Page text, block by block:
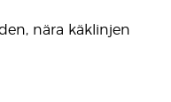
nära käklinjen